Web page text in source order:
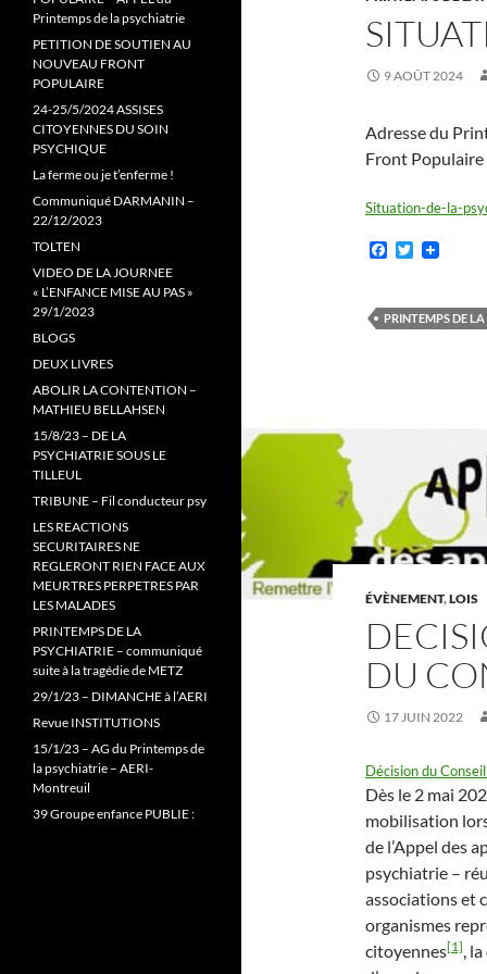
9 AOÛT 2024
Adresse du
Front Populaire
Situation-de-la-
F
b
o
T
t
e
PRINTEMPS DE
ÉVÈNEMENT,LOIS
DU
17 JUIN 2022
Décision du
Dès le 2 mai
mobilisation
de l’Appel des
psychiatrie –
associations et
organismes
citoyennes[1],
Printemps de la psychiatrie
PETITION DE SOUTIEN AU
NOUVEAU FRONT
POPULAIRE
24-25/5/2024 ASSISES
CITOYENNES DU SOIN
PSYCHIQUE
La ferme ou je t’enferme !
Communiqué DARMANIN –
22/12/2023
TOLTEN
VIDEO DE LA JOURNEE
« L’ENFANCE MISE AU PAS »
29/1/2023
BLOGS
DEUX LIVRES
ABOLIR LA CONTENTION –
MATHIEU BELLAHSEN
15/8/23 – DE LA
PSYCHIATRIE SOUS LE
TILLEUL
TRIBUNE – Fil conducteur psy
LES REACTIONS
SECURITAIRES NE
REGLERONT RIEN FACE AUX
MEURTRES PERPETRES PAR
LES MALADES
PRINTEMPS DE LA
PSYCHIATRIE – communiqué
suite à la tragédie de METZ
29/1/23 – DIMANCHE à l’AERI
Revue INSTITUTIONS
15/1/23 – AG du Printemps de
la psychiatrie – AERI-
Montreuil
39 Groupe enfance PUBLIE :